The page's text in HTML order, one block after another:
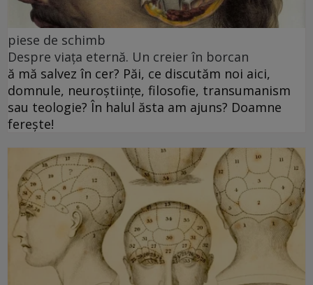
piese de schimb
Despre viața eternă. Un creier în borcan
ă mă salvez în cer? Păi, ce discutăm noi aici,
domnule, neuroștiințe, filosofie, transumanism
sau teologie? În halul ăsta am ajuns? Doamne
ferește!